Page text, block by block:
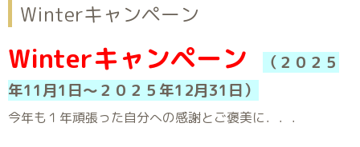
Winterキャンペーン
Winterキャンペーン
（２０２５
年11月1日～２０２５年12月31 日）
今年も１年頑張った自分への感謝とご褒美に．．．